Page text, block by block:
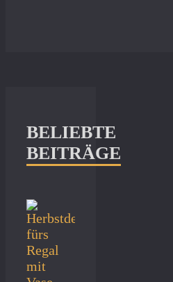
BELIEBTE
BEITRÄGE